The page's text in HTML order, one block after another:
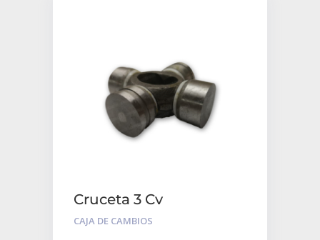
Cruceta 3 Cv
CAJA DE CAMBIOS